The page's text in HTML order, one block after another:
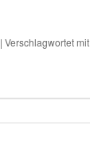
|Verschlagwortet mit